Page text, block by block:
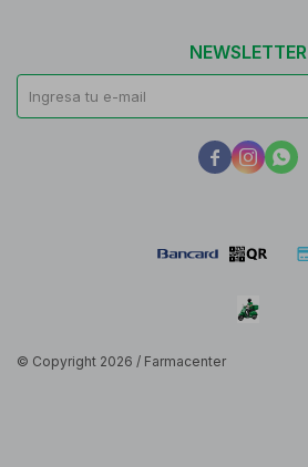
NEWSLETTER
  
© Copyright 2026 / Farmacenter